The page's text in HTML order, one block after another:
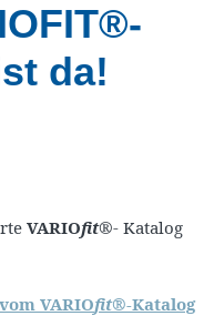
da!
VARIOfit®- Katalog
VARIOfit®-Katalog